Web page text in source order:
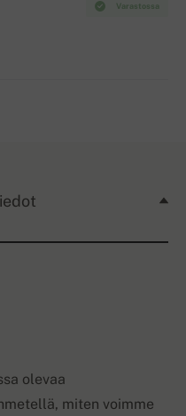
Varastossa
olevaa
miten voimme